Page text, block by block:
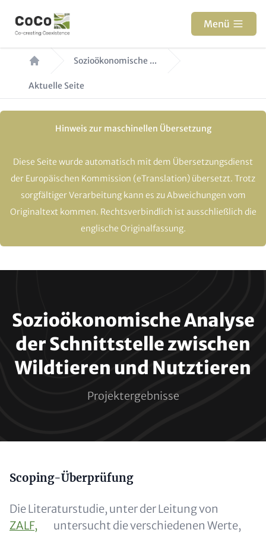
zum
Menü
PfadnavigationSozioökonomische ...
Aktuelle Seite
Hinweis zur maschinellen Übersetzung
Diese Seite wurde automatisch mit dem Übersetzungsdienst
der Europäischen Kommission (eTranslation) übersetzt. Trotz
sorgfältiger Verarbeitung kann es zu Abweichungen vom
Originaltext kommen. Rechtsverbindlich ist ausschließlich die
englische Originalfassung.
Sozioökonomische Analyse
der Schnittstelle zwischen
Wildtieren und Nutztieren
Projektergebnisse
Content
Scoping-Überprüfung
Die Literaturstudie, unter der Leitung von
ZALF,
untersucht die verschiedenen Werte,